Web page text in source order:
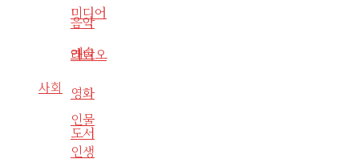
미디어
예술
영화
도서
음악
라디오
사회
인물
인생